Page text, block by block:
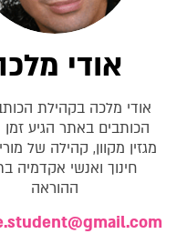
אודי
אודי מלכה בקהילת
הכותבים באתר הגיע זמן
מגזין מקוון, קהילה של
חינוך ואנשי אקדמיה
ההוראה